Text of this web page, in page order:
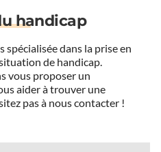
handicap
dans la prise en
de handicap.
vous proposer un
aider à trouver une
pas à nous contacter !